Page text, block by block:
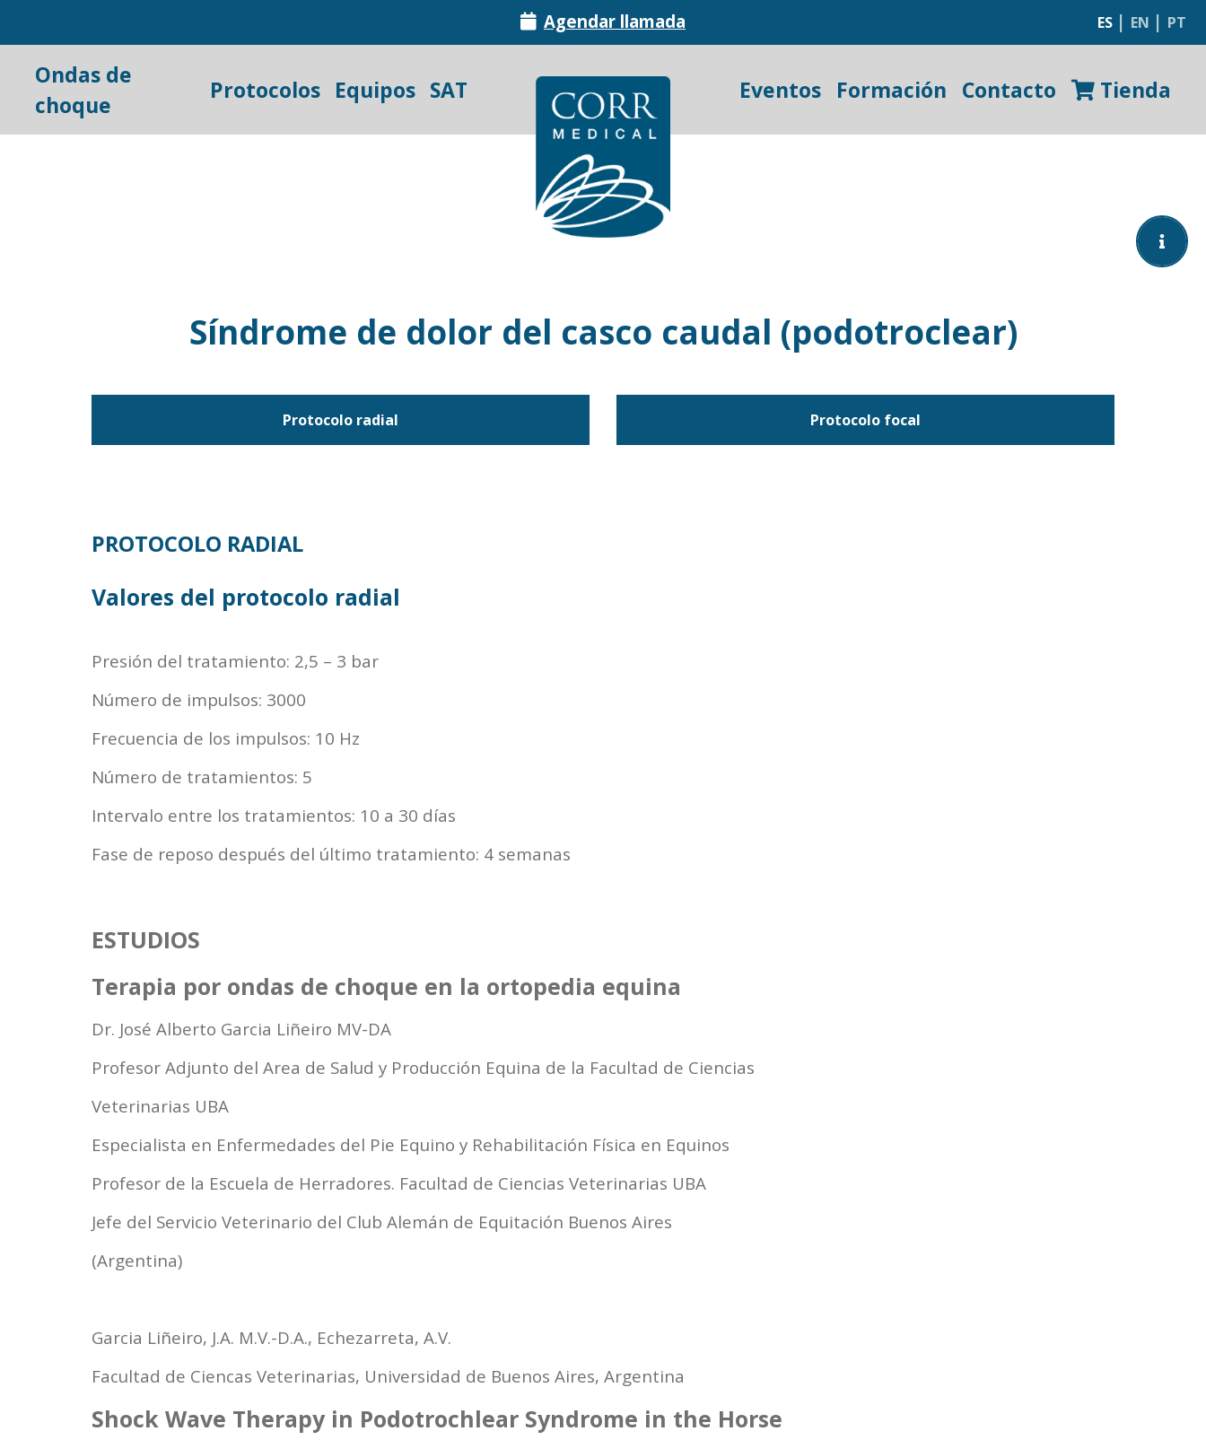
Agendar llamada ES | EN | PT
Ondas de
choque
Protocolos Equipos SAT Eventos Formación Contacto Tienda
Síndrome de dolor del casco caudal (podotroclear)
Protocolo radial Protocolo focal
PROTOCOLO RADIAL
Valores del protocolo radial
Presión del tratamiento: 2,5 – 3 bar
Número de impulsos: 3000
Frecuencia de los impulsos: 10 Hz
Número de tratamientos: 5
Intervalo entre los tratamientos: 10 a 30 días
Fase de reposo después del último tratamiento: 4 semanas
ESTUDIOS
Terapia por ondas de choque en la ortopedia equina
Dr. José Alberto Garcia Liñeiro MV-DA
Profesor Adjunto del Area de Salud y Producción Equina de la Facultad de Ciencias
Veterinarias UBA
Especialista en Enfermedades del Pie Equino y Rehabilitación Física en Equinos
Profesor de la Escuela de Herradores. Facultad de Ciencias Veterinarias UBA
Jefe del Servicio Veterinario del Club Alemán de Equitación Buenos Aires
(Argentina)
Garcia Liñeiro, J.A. M.V.-D.A., Echezarreta, A.V.
Facultad de Ciencas Veterinarias, Universidad de Buenos Aires, Argentina
Shock Wave Therapy in Podotrochlear Syndrome in the Horse